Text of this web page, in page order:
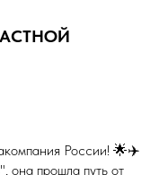
России! 🌟✈️
она прошла путь от